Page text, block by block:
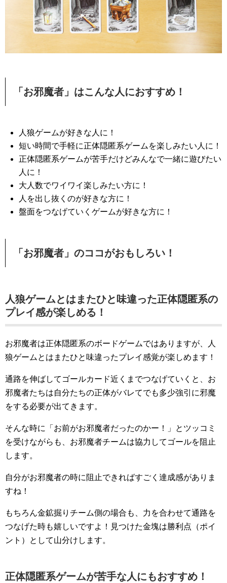
「お邪魔者」はこんな人におすすめ！
人狼ゲームが好きな人に！
短い時間で手軽に正体隠匿系ゲームを楽しみたい人に！
正体隠匿系ゲームが苦手だけどみんなで一緒に遊びたい
人に！
大人数でワイワイ楽しみたい方に！
人を出し抜くのが好きな方に！
盤面をつなげていくゲームが好きな方に！
「お邪魔者」のココがおもしろい！
人狼ゲームとはまたひと味違った正体隠匿系の
プレイ感が楽しめる！
お邪魔者は正体隠匿系のボードゲームではありますが、人
狼ゲームとはまたひと味違ったプレイ感覚が楽しめます！
通路を伸ばしてゴールカード近くまでつなげていくと、お
邪魔者たちは自分たちの正体がバレてでも多少強引に邪魔
をする必要が出てきます。
そんな時に「お前がお邪魔者だったのかー！」とツッコミ
を受けながらも、お邪魔者チームは協力してゴールを阻止
します。
自分がお邪魔者の時に阻止できればすごく達成感がありま
すね！
もちろん金鉱掘りチーム側の場合も、力を合わせて通路を
つなげた時も嬉しいですよ！見つけた金塊は勝利点（ポイ
ント）として山分けします。
正体隠匿系ゲームが苦手な人にもおすすめ！